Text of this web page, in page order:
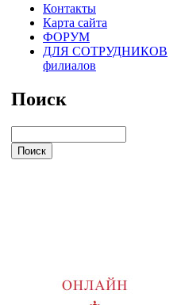
Контакты
Карта сайта
ФОРУМ
ДЛЯ СОТРУДНИКОВ
филиалов
Поиск